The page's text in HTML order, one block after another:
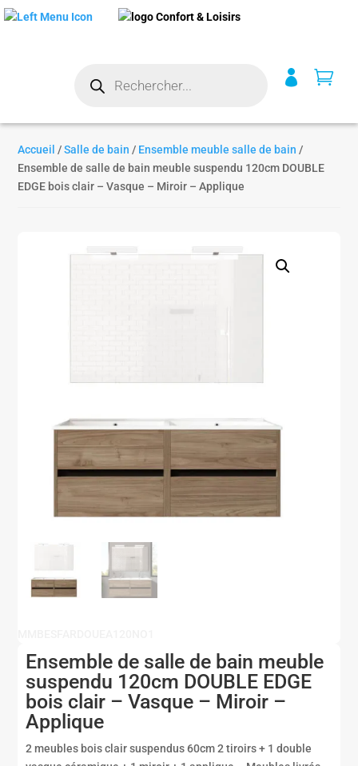
produits
 
Accueil /Salle de bain / Ensemble meuble salle de bain /
Ensemble de salle de bain meuble suspendu 120cm DOUBLE
EDGE bois clair – Vasque – Miroir – Applique
Ensemble de salle de bain meuble
suspendu 120cm DOUBLE EDGE
bois clair – Vasque – Miroir –
Applique
2 meubles bois clair suspendus 60cm 2 tiroirs + 1 double